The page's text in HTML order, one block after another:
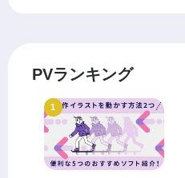
PVランキング